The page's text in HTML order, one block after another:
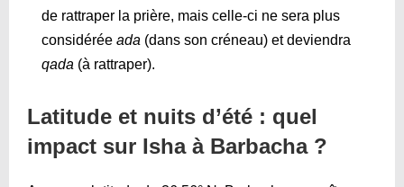
de rattraper la prière, mais celle-ci ne sera plus
considérée ada (dans son créneau) et deviendra
qada (à rattraper).
Latitude et nuits d’été : quel
impact sur Isha à Barbacha ?